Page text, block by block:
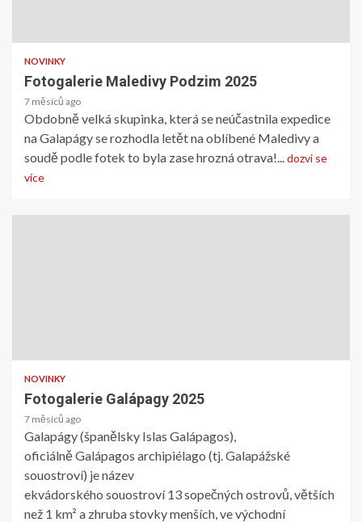
NOVINKY
Jachtárníci mimo vodu
1 rokem ago
NOVINKY
Fotogalerie Maledivy Podzim 2025
7 měsíců ago
Obdobně velká skupinka, která se neúčastnila expedice
na Galapágy se rozhodla letět na oblíbené Maledivy a
soudě podle fotek to byla zase hrozná otrava!...dozvi se
více
NOVINKY
Fotogalerie Galápagy 2025
7 měsíců ago
Galapágy (španělsky Islas Galápagos),
oficiálně Galápagos archipiélago (tj. Galapážské
souostroví) je název
ekvádorského souostroví 13 sopečných ostrovů, větších
než 1 km² a zhruba stovky menších, ve východní